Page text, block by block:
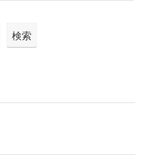
検索